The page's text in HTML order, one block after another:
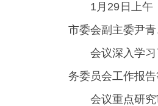
1月29日上午
市委会副主委尹
会议深入学
务委员会工作报
会议重点研